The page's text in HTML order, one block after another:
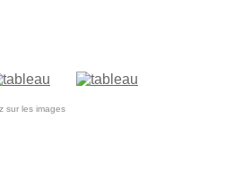
sur les images